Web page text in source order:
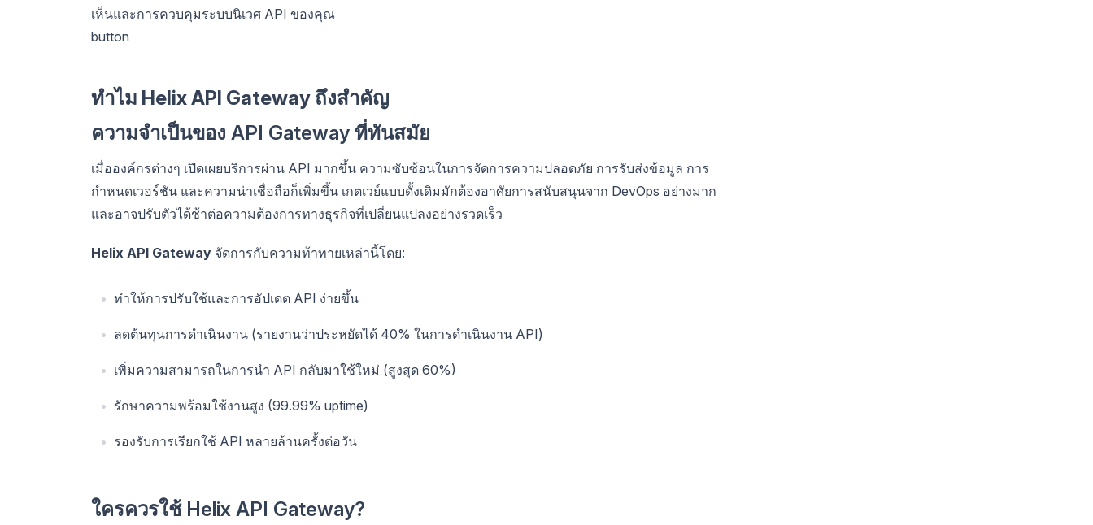
เห็นและการควบคุมระบบนิเวศ API ของคุณ
button
ทำไม Helix API Gateway ถึงสำคัญ
ความจำเป็นของ API Gateway ที่ทันสมัย
เมื่อองค์กรต่างๆ เปิดเผยบริการผ่าน API มากขึ้น ความซับซ้อนในการจัดการความปลอดภัย การรับส่งข้อมูล การ
กำหนดเวอร์ชัน และความน่าเชื่อถือก็เพิ่มขึ้น เกตเวย์แบบดั้งเดิมมักต้องอาศัยการสนับสนุนจาก DevOps อย่างมาก
และอาจปรับตัวได้ช้าต่อความต้องการทางธุรกิจที่เปลี่ยนแปลงอย่างรวดเร็ว
Helix API Gateway จัดการกับความท้าทายเหล่านี้โดย:
ทำให้การปรับใช้และการอัปเดต API ง่ายขึ้น
ลดต้นทุนการดำเนินงาน (รายงานว่าประหยัดได้ 40% ในการดำเนินงาน API)
เพิ่มความสามารถในการนำ API กลับมาใช้ใหม่ (สูงสุด 60%)
รักษาความพร้อมใช้งานสูง (99.99% uptime)
รองรับการเรียกใช้ API หลายล้านครั้งต่อวัน
ใครควรใช้ Helix API Gateway?